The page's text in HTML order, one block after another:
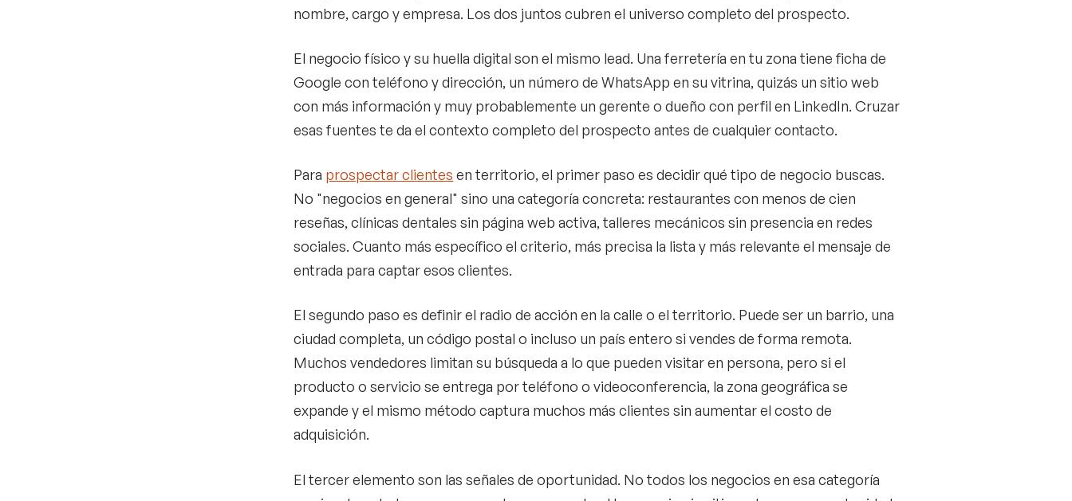
nombre, cargo y empresa. Los dos juntos cubren el universo completo del prospecto.
El negocio físico y su huella digital son el mismo lead. Una ferretería en tu zona tiene ficha de
Google con teléfono y dirección, un número de WhatsApp en su vitrina, quizás un sitio web
con más información y muy probablemente un gerente o dueño con perfil en LinkedIn. Cruzar
esas fuentes te da el contexto completo del prospecto antes de cualquier contacto.
Para prospectar clientes en territorio, el primer paso es decidir qué tipo de negocio buscas.
No "negocios en general" sino una categoría concreta: restaurantes con menos de cien
reseñas, clínicas dentales sin página web activa, talleres mecánicos sin presencia en redes
sociales. Cuanto más específico el criterio, más precisa la lista y más relevante el mensaje de
entrada para captar esos clientes.
El segundo paso es definir el radio de acción en la calle o el territorio. Puede ser un barrio, una
ciudad completa, un código postal o incluso un país entero si vendes de forma remota.
Muchos vendedores limitan su búsqueda a lo que pueden visitar en persona, pero si el
producto o servicio se entrega por teléfono o videoconferencia, la zona geográfica se
expande y el mismo método captura muchos más clientes sin aumentar el costo de
adquisición.
El tercer elemento son las señales de oportunidad. No todos los negocios en esa categoría